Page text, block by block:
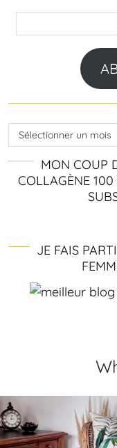
e-
Archives
MON COUP
COLLAGÈNE
JE FAIS